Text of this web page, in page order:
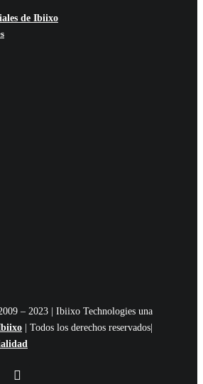
de Ibiixo
– 2023 | Ibiixo Technologies una
| Todos los derechos reservados|